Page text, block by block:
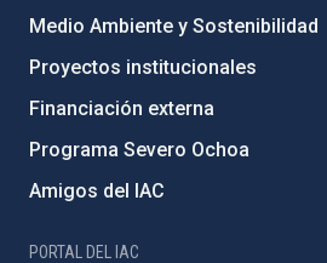
Medio Ambiente y Sostenibilidad
Proyectos institucionales
Financiación externa
Programa Severo Ochoa
Amigos del IAC
PORTAL DEL IAC